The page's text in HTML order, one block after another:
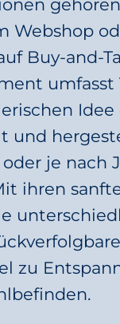
Webshop
Buy-and-
umfasst
Idee
und
je nach
ihren
zu